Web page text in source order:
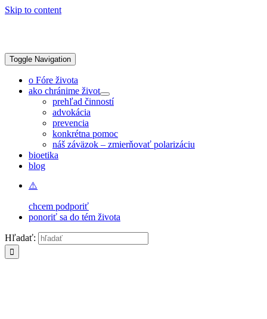
Skip to content
Toggle Navigation
o Fóre života
ako chránime život
prehľad činností
advokácia
prevencia
konkrétna pomoc
náš záväzok – zmierňovať polarizáciu
bioetika
blog
chcem podporiť
ponoriť sa do tém života
Hľadať: